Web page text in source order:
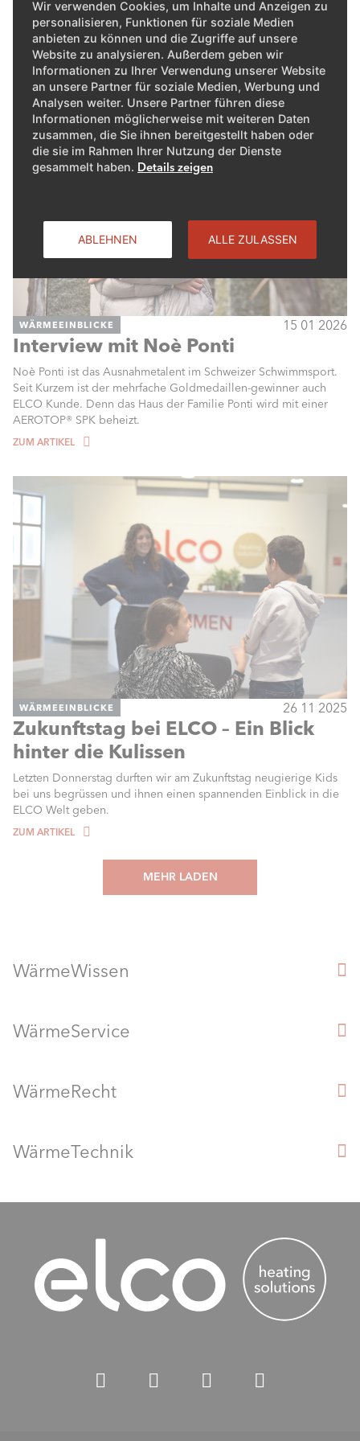
Wir verwenden Cookies, um Inhalte und Anzeigen zu
personalisieren, Funktionen für soziale Medien
anbieten zu können und die Zugriffe auf unsere
Website zu analysieren. Außerdem geben wir
Informationen zu Ihrer Verwendung unserer Website
an unsere Partner für soziale Medien, Werbung und
Analysen weiter. Unsere Partner führen diese
Informationen möglicherweise mit weiteren Daten
zusammen, die Sie ihnen bereitgestellt haben oder
die sie im Rahmen Ihrer Nutzung der Dienste
gesammelt haben. Details zeigen
ABLEHNEN ALLE ZULASSEN
und Mailand organisieren. Gemeinsam mit rund 80 Gästen der
Region Mitte, Ost, West & Süd erlebten wir drei unvergessliche
Tage voller Eindrücke und Emotionen.
ZUM ARTIKEL
WÄRMEEINBLICKE 15 01 2026
Interview mit Noè Ponti
Noè Ponti ist das Ausnahmetalent im Schweizer Schwimmsport.
Seit Kurzem ist der mehrfache Goldmedaillen-gewinner auch
ELCO Kunde. Denn das Haus der Familie Ponti wird mit einer
AEROTOP® SPK beheizt.
ZUM ARTIKEL
WÄRMEEINBLICKE 26 11 2025
Zukunftstag bei ELCO – Ein Blick
hinter die Kulissen
Letzten Donnerstag durften wir am Zukunftstag neugierige Kids
bei uns begrüssen und ihnen einen spannenden Einblick in die
ELCO Welt geben.
ZUM ARTIKEL
MEHR LADEN
WärmeWissen
WärmeService
WärmeRecht
WärmeTechnik